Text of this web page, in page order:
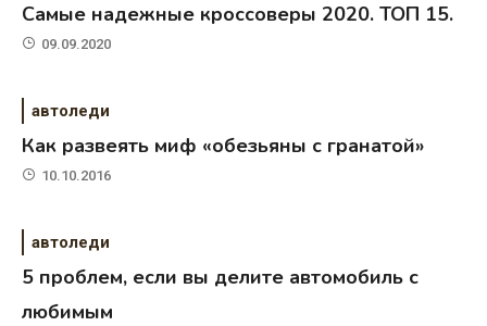
Самые надежные кроссоверы 2020. ТОП 15.
09.09.2020
автоледи
Как развеять миф «обезьяны с гранатой»
10.10.2016
автоледи
5 проблем, если вы делите автомобиль с
любимым